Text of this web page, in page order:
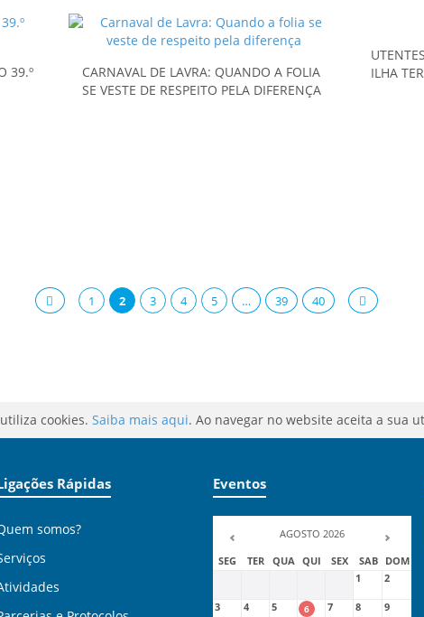
39.º
CARNAVAL DE LAVRA: QUANDO A FOLIA
SE VESTE DE RESPEITO PELA DIFERENÇA
ILHA
1 2 3 4 5 … 39 40
cookies. Saiba mais aqui. Ao navegar no website aceita a sua
Rápidas
somos?
Eventos
AGOSTO 2026
SEG
TER QUA QUI SEX SAB
DOM
1
2
3 4 5 6 7 8 9